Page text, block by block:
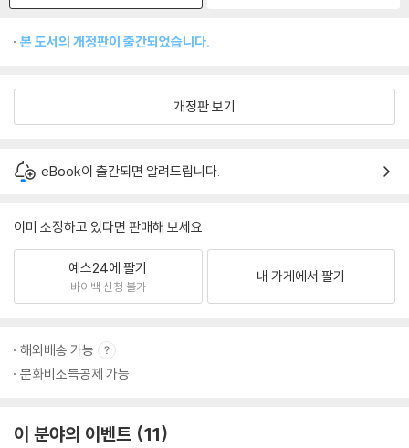
본 도서의 개정판이 출간되었습니다.
개정판 보기
eBook이 출간되면 알려드립니다.
이미 소장하고 있다면 판매해 보세요.
예스24에 팔기
바이백 신청 불가
내 가게에서 팔기
해외배송 가능
문화비소득공제 가능
이 분야의 이벤트 11